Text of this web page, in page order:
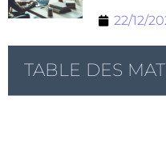
22/12/
TABLE DES